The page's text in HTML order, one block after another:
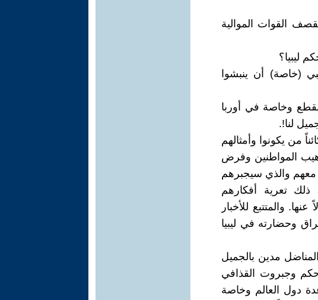
القوات الموالية
ليبيا؟
(خاصة) أن ينبشوا
وخاصة في أوربا
لنا!.
من يكونوا وأمثالهم
المواطنين وفرض
معهم والذي سيجبرهم
ذلك تعرية أفكارهم
والمتتبع للأخبار
وحضارته في ليبيا
مدين بالجميل
وجبروت القذافي
دول العالم وخاصة